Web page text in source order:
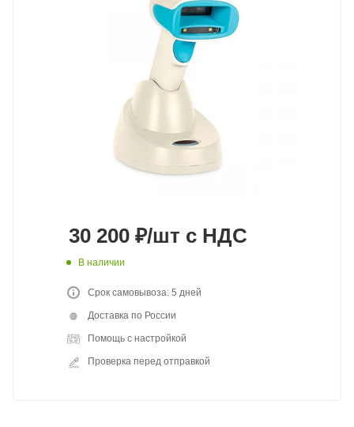
30 200 ₽/шт с НДС
В наличии
Срок самовывоза: 5 дней
Доставка по России
Помощь с настройкой
Проверка перед отправкой